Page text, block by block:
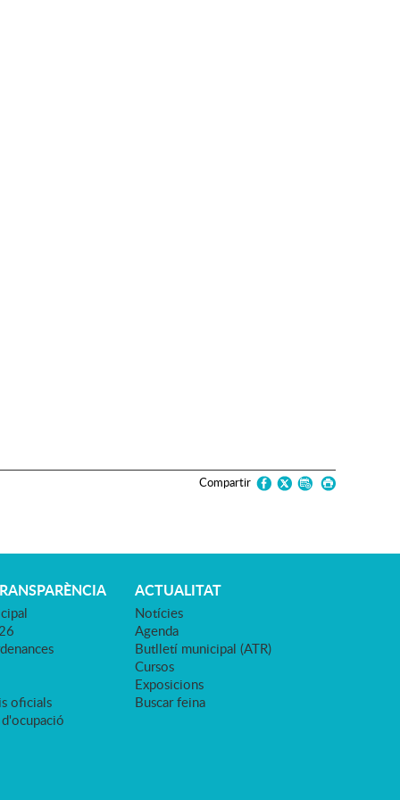
Compartir
oficials
ACTUALITAT
Notícies
Agenda
Butlletí municipal (ATR)
Cursos
Exposicions
Buscar feina